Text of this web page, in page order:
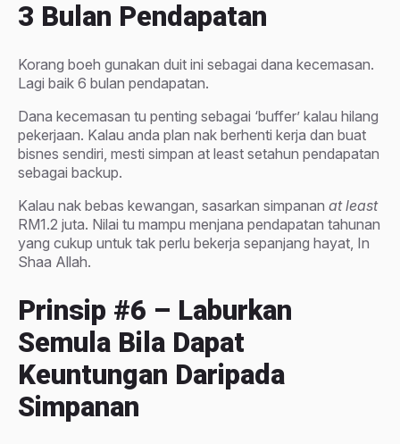
3 Bulan Pendapatan
Korang boeh gunakan duit ini sebagai dana kecemasan.
Lagi baik 6 bulan pendapatan.
Dana kecemasan tu penting sebagai ‘buffer’ kalau hilang
pekerjaan. Kalau anda plan nak berhenti kerja dan buat
bisnes sendiri, mesti simpan at least setahun pendapatan
sebagai backup.
Kalau nak bebas kewangan, sasarkan simpanan at least
RM1.2 juta. Nilai tu mampu menjana pendapatan tahunan
yang cukup untuk tak perlu bekerja sepanjang hayat, In
Shaa Allah.
Prinsip #6 – Laburkan
Semula Bila Dapat
Keuntungan Daripada
Simpanan